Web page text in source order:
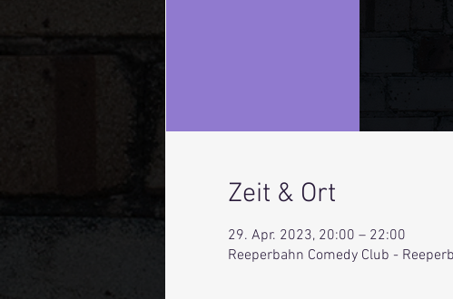
Zeit & Ort
29. Apr. 2023, 20:00 – 22:00
Reeperbahn Comedy Club -